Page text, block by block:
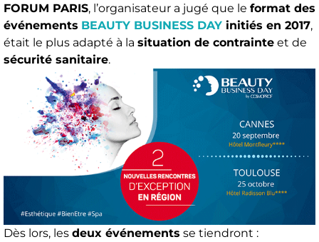
FORUM PARIS, l’organisateur a jugé que le format des
événements BEAUTY BUSINESS DAY initiés en 2017,
était le plus adapté à la situation de contrainte et de
sécurité sanitaire.
Dès lors, les deux événements se tiendront :